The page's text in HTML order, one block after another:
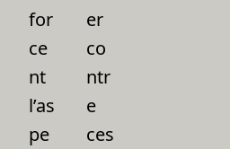
for
ce
nt
l’as
pe
er
co
ntr
e
ces